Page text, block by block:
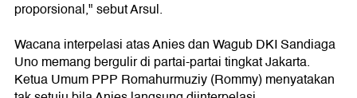
proporsional," sebut Arsul.
Wacana interpelasi atas Anies dan Wagub DKI Sandiaga
Uno memang bergulir di partai-partai tingkat Jakarta.
Ketua Umum PPP Romahurmuziy (Rommy) menyatakan